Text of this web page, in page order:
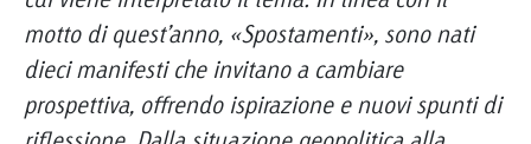
motto di quest’anno, «Spostamenti», sono nati
dieci manifesti che invitano a cambiare
prospettiva, offrendo ispirazione e nuovi spunti di